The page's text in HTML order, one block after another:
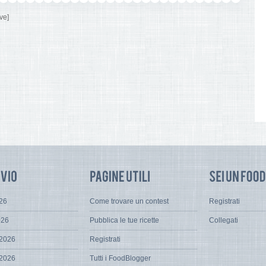
Come trovare un contest
Pubblica le tue ricette
Registrati
Tutti i FoodBlogger
Registrati
Collegati